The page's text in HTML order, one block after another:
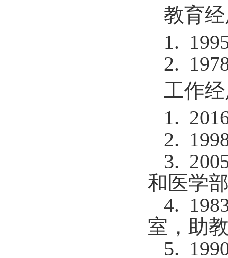
教育
1.
2.
工作
1.
2.
3.
和医学
4.
室 ， 助
5.